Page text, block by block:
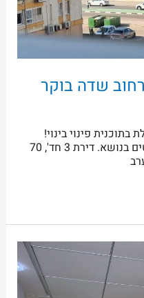
שדה בוקר
בתוכנית פינוי בינוי!
אצלנו במשרד כל החומרים והפרטים בנושא. דירת 3 חד', 70